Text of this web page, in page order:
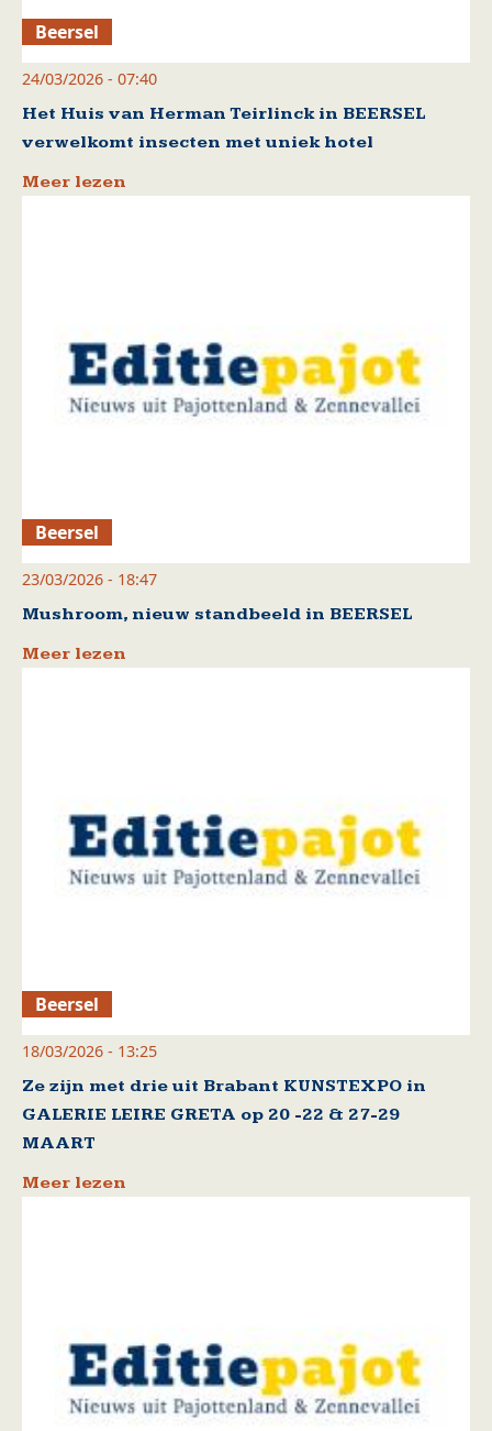
Beersel
24/03/2026 - 07:40
Het Huis van Herman Teirlinck in BEERSEL
verwelkomt insecten met uniek hotel
Meer lezen
Beersel
23/03/2026 - 18:47
Mushroom, nieuw standbeeld in BEERSEL
Meer lezen
Beersel
18/03/2026 - 13:25
Ze zijn met drie uit Brabant KUNSTEXPO in
GALERIE LEIRE GRETA op 20 -22 & 27-29
MAART
Meer lezen